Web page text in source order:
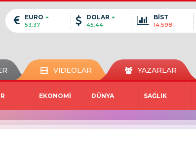
EURO
53,37
DOLAR
45,44
BİST
14.598
VİDEOLAR YAZARLAR
EKONOMİ DÜNYA SAĞLIK